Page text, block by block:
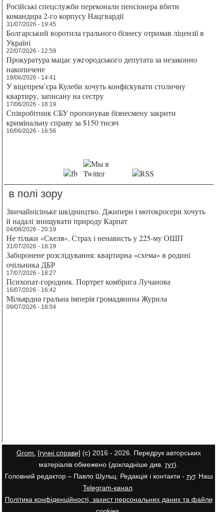
Російські спецслужби переконали пенсіонера вбити
командира 2-го корпусу Нацгвардії
31/07/2026 - 19:45
Болгарський воротила грального бізнесу отримав ліцензії в
Україні
22/07/2026 - 12:59
Прокуратура мацає ужгородського депутата за незаконно
накопичене
19/06/2026 - 14:41
У віцепрем’єра Кулеби хочуть конфіскувати столичну
квартиру, записану на сестру
17/06/2026 - 18:19
Співробітник СБУ пропонував бізнесмену закрити
кримінальну справу за $150 тисяч
16/06/2026 - 16:56
в полі зору
Звичайнісіньке шкідництво. Джипери і мотокросери хочуть
й надалі знищувати природу Карпат
04/08/2026 - 20:19
Не тільки «Скеля». Страх і ненависть у 225-му ОШП
31/07/2026 - 18:19
Заборонене розслідування: квартирна «схема» в родині
очільника ДБР
17/07/2026 - 18:27
Психопат-городник. Портрет комбрига Лучанова
16/07/2026 - 16:42
Мільярдна гральна імперія громадянина Журила
09/07/2026 - 18:04
Grom. [гучні справи] (с) 2016 - 2026. Передрук авторських
матеріалів обмежено (докладніше див. тут).
Головний редактор – Павло Шульц. Редакція і контакти - тут. Наш
Telegram-канал
Політика конфіденційності, захист персональних даних та файли